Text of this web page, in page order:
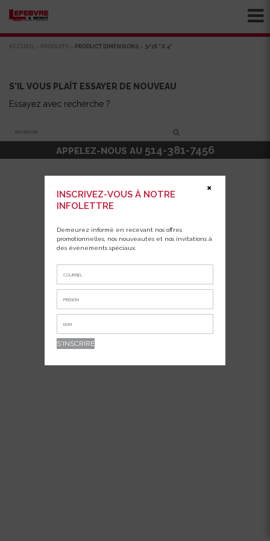
ACCUEIL > PRODUITS > PRODUCT DIMENSIONS > 3/16 " X 4"
S'IL VOUS PLAÎT ESSAYER DE NOUVEAU
Essayez avec recherche ?
INSCRIVEZ-VOUS À NOTRE
INFOLETTRE
Demeurez informé en recevant nos offres
promotionnelles, nos nouveautés et nos invitations à
des événements spéciaux.
✖
APPELEZ-NOUS AU 514-381-7456